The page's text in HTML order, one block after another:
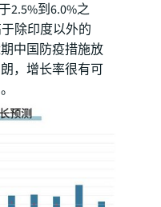
2.5%到6.0%之
除印度以外的
中国防疫措施放
，增长率很有可